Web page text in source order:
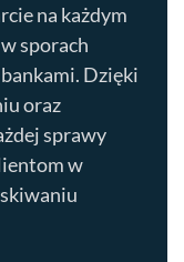
na każdym
sporach
Dzięki
oraz
sprawy
w